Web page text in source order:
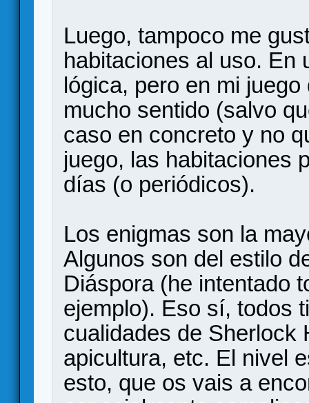
Luego, tampoco me
habitaciones al uso. En
lógica, pero en mi
mucho sentido (salvo
caso en concreto y no
juego, las habitaciones
días (o periódicos).
Los enigmas son la
Algunos son del estilo
Diáspora (he intentado
ejemplo). Eso sí, todos
cualidades de Sherlock
apicultura, etc. El nivel
esto, que os vais a